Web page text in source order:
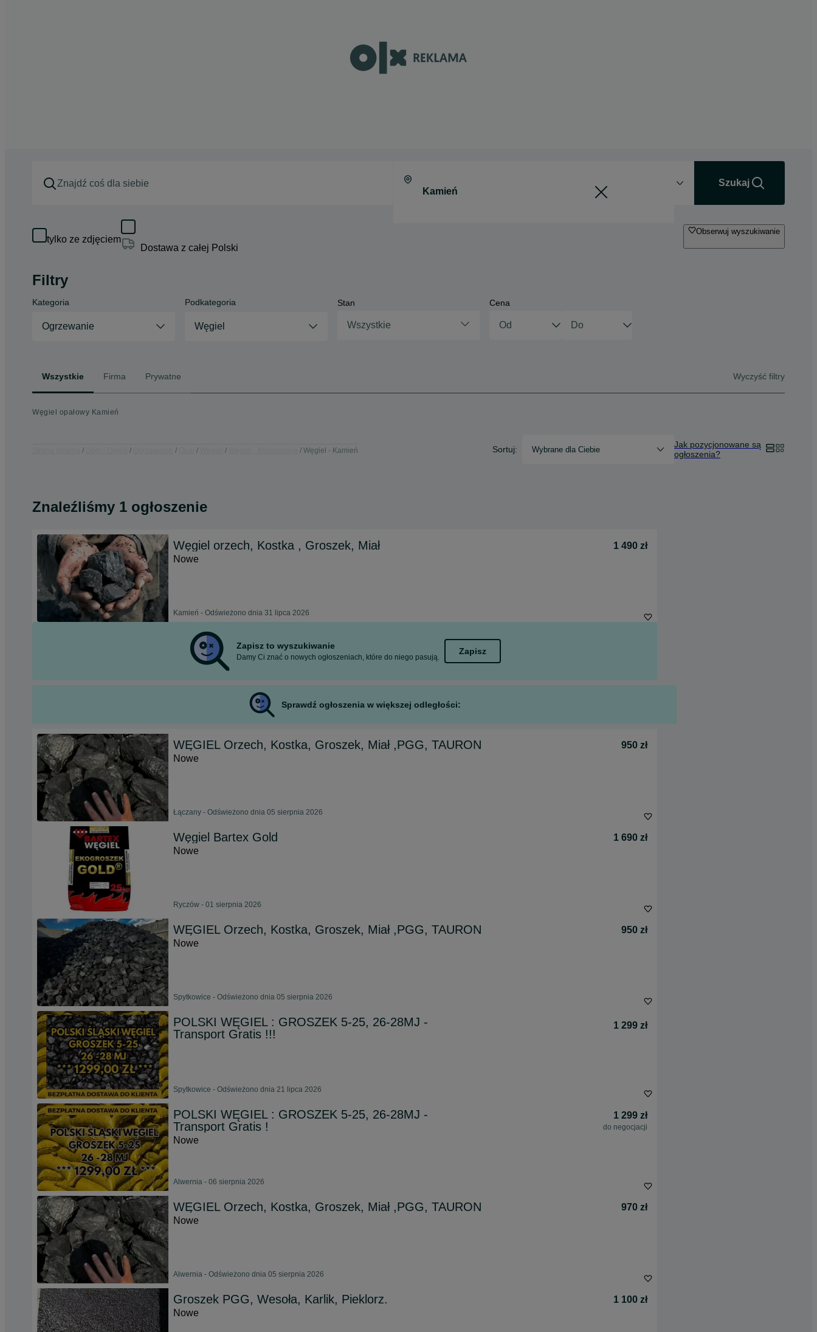
Szukaj
tylko ze zdjęciem
Dostawa z całej Polski
Obserwuj wyszukiwanie
Filtry
Kategoria
Ogrzewanie
Podkategoria
Węgiel
Stan
Wszystkie
Cena
Wszystkie Firma Prywatne Wyczyść filtry
Węgiel opałowy Kamień
Węgiel - Kamień Sortuj: Wybrane dla Ciebie
Jak pozycjonowane są
ogłoszenia?
Znaleźliśmy 1 ogłoszenie
Węgiel orzech, Kostka , Groszek, Miał
1 490 zł
Nowe
Kamień - Odświeżono dnia 31 lipca 2026
Zapisz to wyszukiwanie
Damy Ci znać o nowych ogłoszeniach, które do niego pasują.
Zapisz
Sprawdź ogłoszenia w większej odległości:
WĘGIEL Orzech, Kostka, Groszek, Miał ,PGG, TAURON
950 zł
Nowe
Łączany - Odświeżono dnia 05 sierpnia 2026
Węgiel Bartex Gold
1 690 zł
Nowe
Ryczów - 01 sierpnia 2026
WĘGIEL Orzech, Kostka, Groszek, Miał ,PGG, TAURON
950 zł
Nowe
Spytkowice - Odświeżono dnia 05 sierpnia 2026
POLSKI WĘGIEL : GROSZEK 5-25, 26-28MJ -
Transport Gratis !!!
1 299 zł
Spytkowice - Odświeżono dnia 21 lipca 2026
POLSKI WĘGIEL : GROSZEK 5-25, 26-28MJ -
Transport Gratis !
1 299 zł
do negocjacji
Nowe
Alwernia - 06 sierpnia 2026
WĘGIEL Orzech, Kostka, Groszek, Miał ,PGG, TAURON
970 zł
Nowe
Alwernia - Odświeżono dnia 05 sierpnia 2026
Groszek PGG, Wesoła, Karlik, Pieklorz.
1 100 zł
Nowe